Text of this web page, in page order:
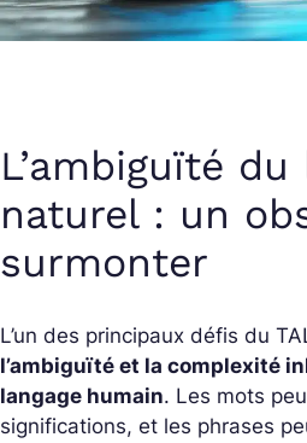
L’ambiguïté du
naturel : un
surmonter
L’un des principaux défis du
l’ambiguïté et la complexité
langage humain. Les mots
significations, et les phrases